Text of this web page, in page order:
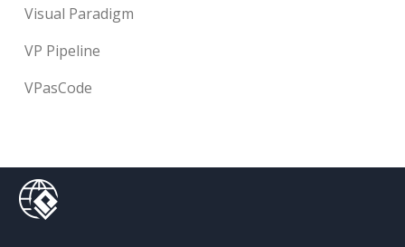
Visual Paradigm
VP Pipeline
VPasCode